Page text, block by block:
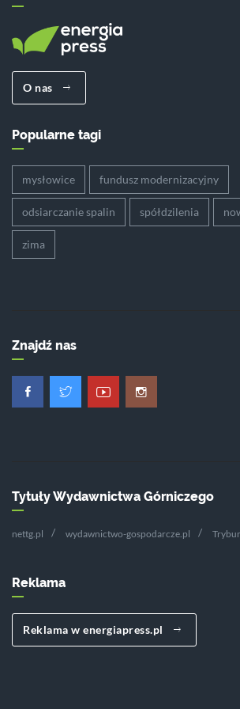
O nas
Popularne tagi
mysłowice fundusz modernizacyjny
odsiarczanie spalin spółdzilenia
zima
Znajdź nas
Tytuły Wydawnictwa Górniczego
nettg.pl wydawnictwo-gospodarcze.pl
Reklama
Reklama w energiapress.pl